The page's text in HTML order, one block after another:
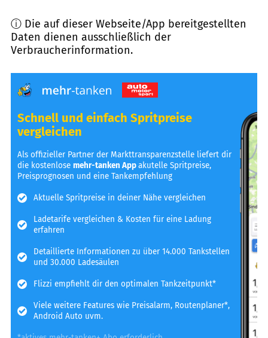
ⓘ Die auf dieser Webseite/App bereitgestellten
Daten dienen ausschließlich der
Verbraucherinformation.
Schnell und einfach Spritpreise
vergleichen
Als offizieller Partner der Markttransparenzstelle liefert dir
die kostenlosemehr-tanken Appakutelle Spritpreise,
Preisprognosen und eine Tankempfehlung
Aktuelle Spritpreise in deiner Nähe vergleichen
Ladetarife vergleichen & Kosten für eine Ladung
erfahren
Detaillierte Informationen zu über 14.000 Tankstellen
und 30.000 Ladesäulen
Flizzi empfiehlt dir den optimalen Tankzeitpunkt*
Viele weitere Features wie Preisalarm, Routenplaner*,
Android Auto uvm.